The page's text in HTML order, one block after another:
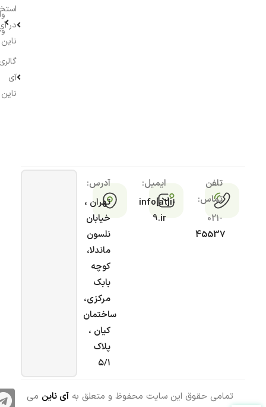
در
ناین
آی
ناین
تلفن
تماس:
021-
45537
ایمیل:
info[at]i-
9.ir
آدرس:
تهران ،
خیابان
نلسون
ماندلا،
کوچه
بابک
مرکزی،
ساختمان
کیان ،
پلاک
۵/۱
تمامی حقوق این سایت محفوظ و متعلق به آی ناین می